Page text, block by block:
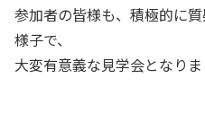
参加者の皆様も、積極的に
様子で、
大変有意義な見学会となりま